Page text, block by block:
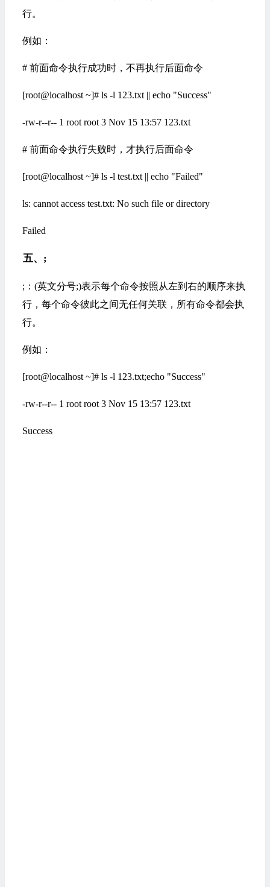
行。
例如：
# 前面命令执行成功时，不再执行后面命令
[root@localhost ~]# ls -l 123.txt || echo "Success"
-rw-r--r-- 1 root root 3 Nov 15 13:57 123.txt
# 前面命令执行失败时，才执行后面命令
[root@localhost ~]# ls -l test.txt || echo "Failed"
ls: cannot access test.txt: No such file or directory
Failed
五、;
;：(英文分号;)表示每个命令按照从左到右的顺序来执
行，每个命令彼此之间无任何关联，所有命令都会执
行。
例如：
[root@localhost ~]# ls -l 123.txt;echo "Success"
-rw-r--r-- 1 root root 3 Nov 15 13:57 123.txt
Success